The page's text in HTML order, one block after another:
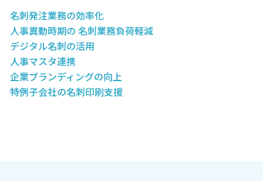
名刺発注業務の効率化
人事異動時期の 名刺業務負荷軽減
デジタル名刺の活用
人事マスタ連携
企業ブランディングの向上
特例子会社の名刺印刷支援